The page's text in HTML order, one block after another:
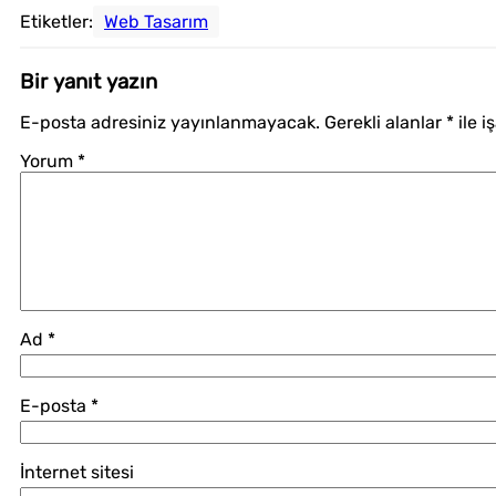
Etiketler: Web Tasarım
Bir yanıt yazın
E-posta adresiniz yayınlanmayacak. Gerekli alanlar * ile
Yorum *
Ad *
E-posta *
İnternet sitesi